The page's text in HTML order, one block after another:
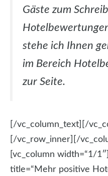
Gäste zum
stehe ich Ihnen
im Bereich
zur Seite.
[/vc_column_text][/
[/vc_row_inner][/
[vc_column width=“1/
title=“Mehr positive